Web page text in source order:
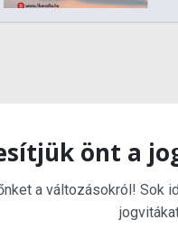
önt a
a változásokról! Sok